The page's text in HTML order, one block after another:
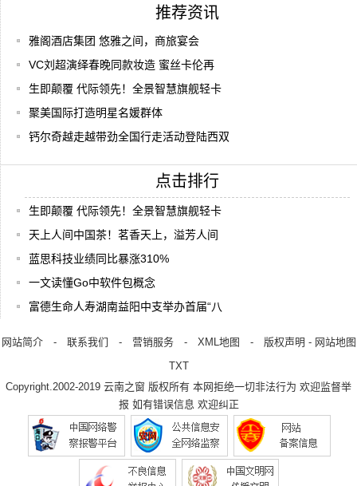
推荐资讯
雅阁酒店集团 悠雅之间，商旅宴会
VC刘超演绎春晚同款妆造 蜜丝卡伦再
生即颠覆 代际领先！全景智慧旗舰轻卡
聚美国际打造明星名媛群体
钙尔奇越走越带劲全国行走活动登陆西双
点击排行
生即颠覆 代际领先！全景智慧旗舰轻卡
天上人间中国茶！茗香天上，溢芳人间
蓝思科技业绩同比暴涨310%
一文读懂Go中软件包概念
富德生命人寿湖南益阳中支举办首届“八
网站简介- 联系我们 - 营销服务- XML地图 - 版权声明 - 网站地图
TXT
Copyright.2002-2019 云南之窗 版权所有 本网拒绝一切非法行为 欢迎监督举
报 如有错误信息 欢迎纠正